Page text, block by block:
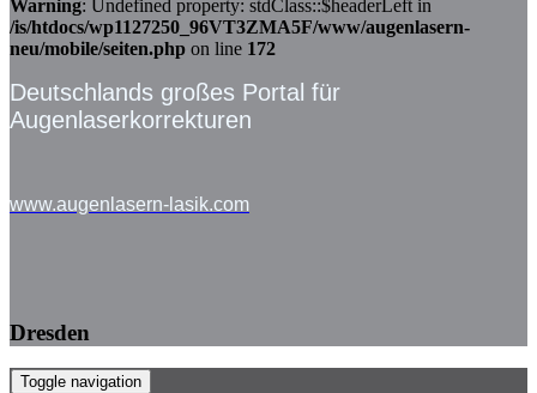
Warning: Undefined property: stdClass::$headerLeft in
/is/htdocs/wp1127250_96VT3ZMA5F/www/augenlasern-
neu/mobile/seiten.php on line 172
Deutschlands großes Portal für
Augenlaserkorrekturen
www.augenlasern-lasik.com
Dresden
Toggle navigation